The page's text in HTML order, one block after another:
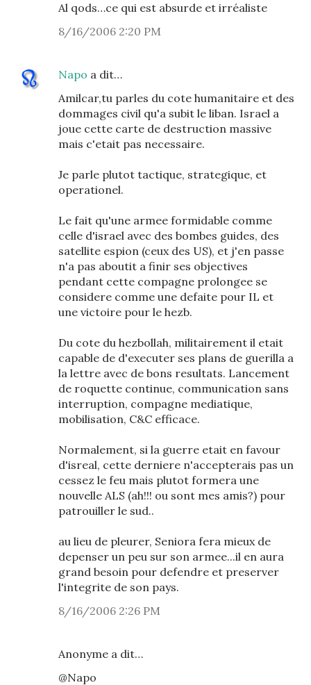
Al qods…ce qui est absurde et irréaliste
8/16/2006 2:20 PM
Napo a dit…
Amilcar,tu parles du cote humanitaire et des
dommages civil qu'a subit le liban. Israel a
joue cette carte de destruction massive
mais c'etait pas necessaire.
Je parle plutot tactique, strategique, et
operationel.
Le fait qu'une armee formidable comme
celle d'israel avec des bombes guides, des
satellite espion (ceux des US), et j'en passe
n'a pas aboutit a finir ses objectives
pendant cette compagne prolongee se
considere comme une defaite pour IL et
une victoire pour le hezb.
Du cote du hezbollah, militairement il etait
capable de d'executer ses plans de guerilla a
la lettre avec de bons resultats. Lancement
de roquette continue, communication sans
interruption, compagne mediatique,
mobilisation, C&C efficace.
Normalement, si la guerre etait en favour
d'isreal, cette derniere n'accepterais pas un
cessez le feu mais plutot formera une
nouvelle ALS (ah!!! ou sont mes amis?) pour
patrouiller le sud..
au lieu de pleurer, Seniora fera mieux de
depenser un peu sur son armee...il en aura
grand besoin pour defendre et preserver
l'integrite de son pays.
8/16/2006 2:26 PM
Anonyme a dit…
@Napo